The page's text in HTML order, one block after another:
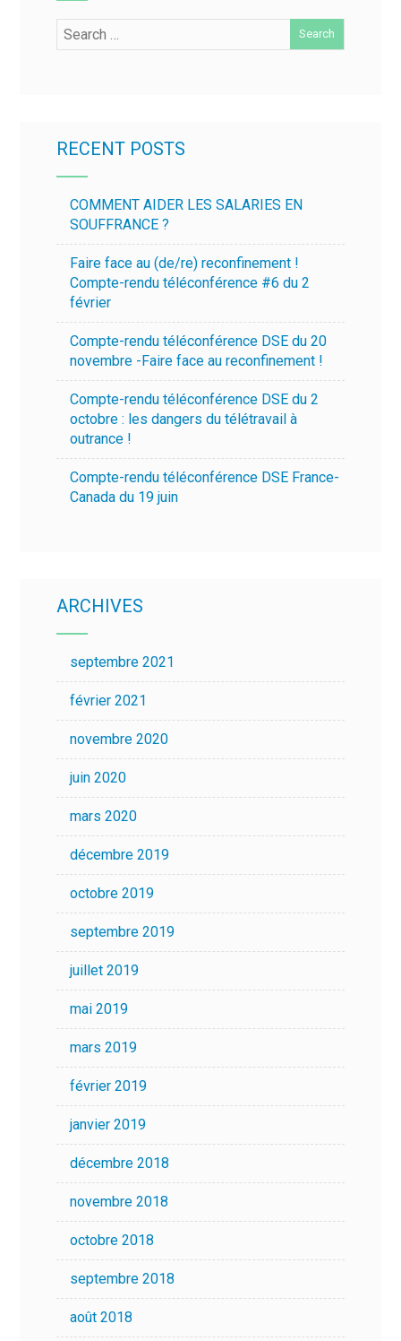
RECENT POSTS
COMMENT AIDER LES SALARIES EN
SOUFFRANCE ?
Faire face au (de/re) reconfinement !
Compte-rendu téléconférence #6 du 2
février
Compte-rendu téléconférence DSE du 20
novembre -Faire face au reconfinement !
Compte-rendu téléconférence DSE du 2
octobre : les dangers du télétravail à
outrance !
Compte-rendu téléconférence DSE France-
Canada du 19 juin
ARCHIVES
septembre 2021
février 2021
novembre 2020
juin 2020
mars 2020
décembre 2019
octobre 2019
septembre 2019
juillet 2019
mai 2019
mars 2019
février 2019
janvier 2019
décembre 2018
novembre 2018
octobre 2018
septembre 2018
août 2018